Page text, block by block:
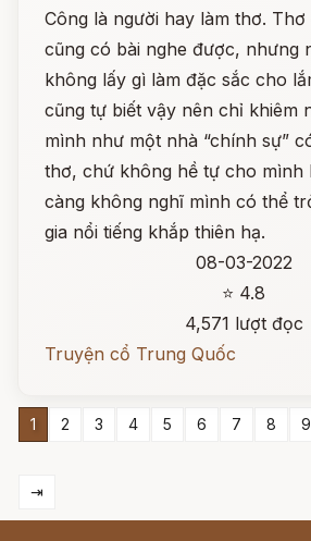
Công là người hay làm thơ.
cũng có bài nghe được, nhưng
không lấy gì làm đặc sắc cho
cũng tự biết vậy nên chỉ khiêm
mình như một nhà “chính sự”
thơ, chứ không hề tự cho mình
càng không nghĩ mình có thể
gia nổi tiếng khắp thiên hạ.
08-03-2022
⭐ 4.8
4,571 lượt đọc
Truyện cổ Trung Quốc
1 2 3 4 5 6 7 8 9
⇥